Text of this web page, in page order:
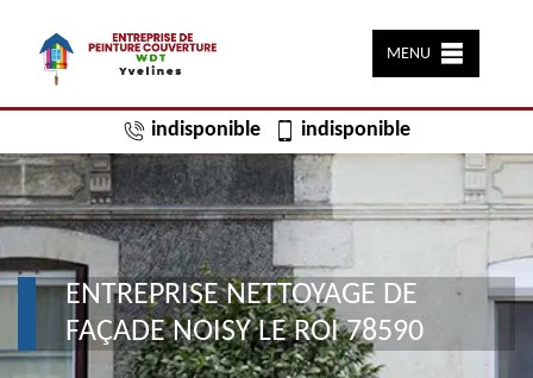
MENU
indisponible indisponible
ENTREPRISE NETTOYAGE DE
FAÇADE NOISY LE ROI 78590